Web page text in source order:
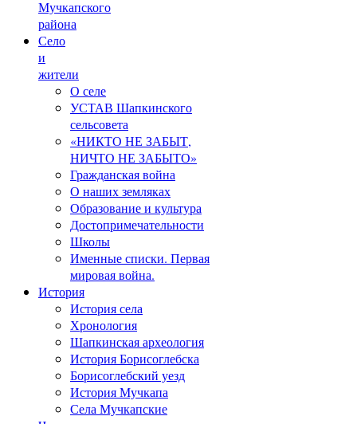
Мучкапского
района
Село
и
жители
О селе
УСТАВ Шапкинского
сельсовета
«НИКТО НЕ ЗАБЫТ,
НИЧТО НЕ ЗАБЫТО»
Гражданская война
О наших земляках
Образование и культура
Достопримечательности
Школы
Именные списки. Первая
мировая война.
История
История села
Хронология
Шапкинская археология
История Борисоглебска
Борисоглебский уезд
История Мучкапа
Села Мучкапские